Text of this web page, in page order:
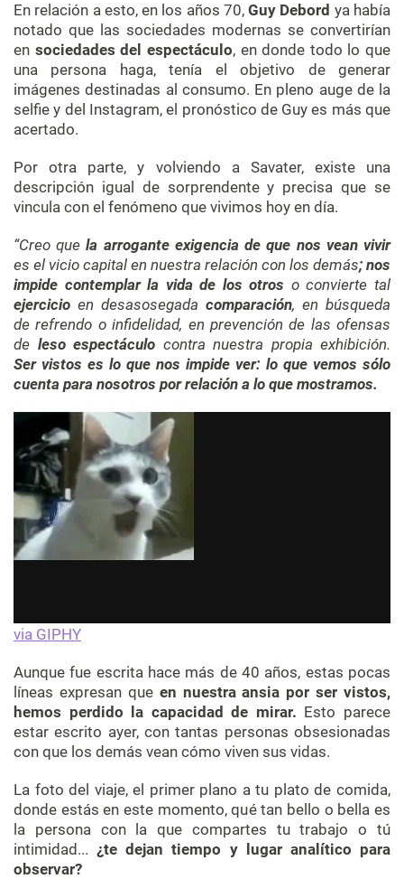
En relación a esto, en los años 70,Guy Debord ya había
notado que las sociedades modernas se convertirían
en sociedades del espectáculo, en donde todo lo que
una persona haga, tenía el objetivo de generar
imágenes destinadas al consumo. En pleno auge de la
selfie y del Instagram, el pronóstico de Guy es más que
acertado.
Por otra parte, y volviendo a Savater, existe una
descripción igual de sorprendente y precisa que se
vincula con el fenómeno que vivimos hoy en día.
“Creo quela arrogante exigencia de que nos vean vivir
es el vicio capital en nuestra relación con los demás; nos
impide contemplar la vida de los otros o convierte tal
ejercicio en desasosegada comparación, en búsqueda
de refrendo o infidelidad, en prevención de las ofensas
de leso espectáculo contra nuestra propia exhibición.
Ser vistos es lo que nos impide ver: lo que vemos sólo
cuenta para nosotros por relación a lo que mostramos.
via GIPHY
Aunque fue escrita hace más de 40 años, estas pocas
líneas expresan que en nuestra ansia por ser vistos,
hemos perdido la capacidad de mirar. Esto parece
estar escrito ayer, con tantas personas obsesionadas
con que los demás vean cómo viven sus vidas.
La foto del viaje, el primer plano a tu plato de comida,
donde estás en este momento, qué tan bello o bella es
la persona con la que compartes tu trabajo o tú
intimidad... ¿te dejan tiempo y lugar analítico para
observar?